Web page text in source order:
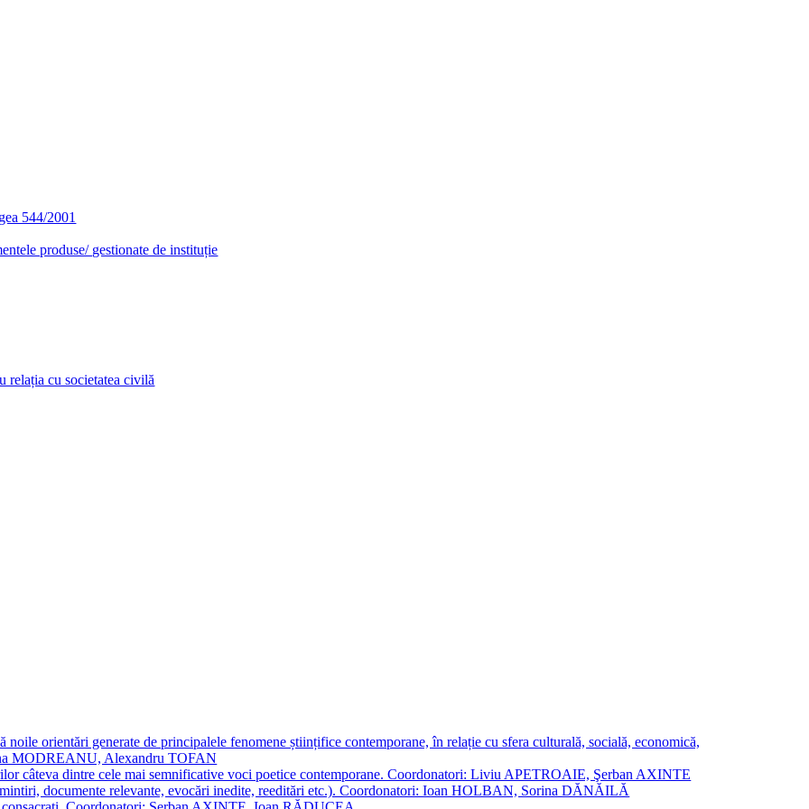
544/2001
produse/ gestionate de instituție
relația cu societatea civilă
noile orientări generate de principalele fenomene științifice contemporane, în relație cu sfera culturală, socială, economică,
MODREANU, Alexandru TOFAN
câteva dintre cele mai semnificative voci poetice contemporane. Coordonatori: Liviu APETROAIE, Şerban AXINTE
documente relevante, evocări inedite, reeditări etc.). Coordonatori: Ioan HOLBAN, Sorina DĂNĂILĂ